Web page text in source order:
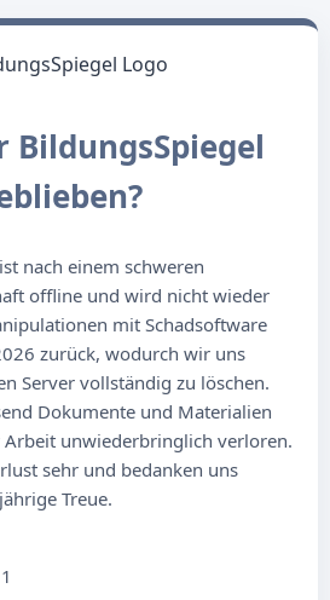
BildungsSpiegel
nach einem schweren
offline und wird nicht wieder
mit Schadsoftware
zurück, wodurch wir uns
Server vollständig zu löschen.
Dokumente und Materialien
unwiederbringlich verloren.
sehr und bedanken uns
Treue.